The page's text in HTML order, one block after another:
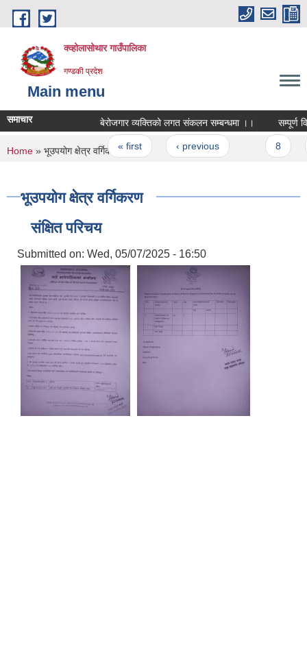
Skip to main content
क्व्होलासोथार गाउँपालिका
गण्डकी प्रदेश
Main menu
समाचार बेरोजगार व्यक्तिको लगत संकलन सम्बन्धमा ।। सम्पूर्ण
Pages
« first ‹ previous
You are here
Home » भूउपयोग क्षेत्र वर्गिकरण
भूउपयोग क्षेत्र वर्गिकरण
संक्षित परिचय
Submitted on: Wed, 05/07/2025 - 16:50